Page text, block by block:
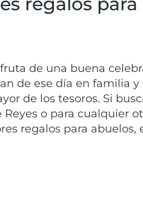
de una buena
de ese día en familia y
de los tesoros. Si
o para cualquier
regalos para abuelos,